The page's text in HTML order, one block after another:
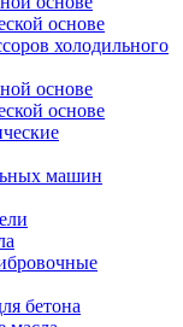
основе
холодильного
основе
основе
машин
бетона